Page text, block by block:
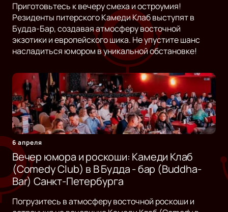
Приготовьтесь к вечеру смеха и остроумия!
Резиденты питерского Камеди Клаб выступят в
Будда-Бар, создавая атмосферу восточной
экзотики и европейского шика. Не упустите шанс
насладиться юмором в уникальной обстановке!
6 апреля
Вечер юмора и роскоши: Камеди Клаб
(Comedy Club) в B Будда - бар (Buddha-
Bar) Санкт-Петербурга
Погрузитесь в атмосферу восточной роскоши и